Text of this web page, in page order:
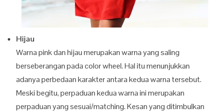
Hijau
Warna pink dan hijau merupakan warna yang saling
berseberangan pada color wheel. Hal itu menunjukkan
adanya perbedaan karakter antara kedua warna tersebut.
Meski begitu, perpaduan kedua warna ini merupakan
perpaduan yang sesuai/matching. Kesan yang ditimbulkan